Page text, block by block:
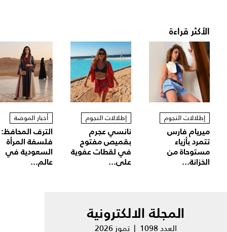
الأكثر قراءة
إطلالات النجوم
ميريام فارس
تتمرد بأزياء
مستوحاة من
الخزانة...
إطلالات النجوم
نانسي عجرم
بقميص مفتوح
في لقطات عفوية
على...
أخبار الموضة
الترف المحافظ:
فلسفة المرأة
السعودية في
عالم...
المجلة الالكترونية
العدد 1098 | تموز 2026